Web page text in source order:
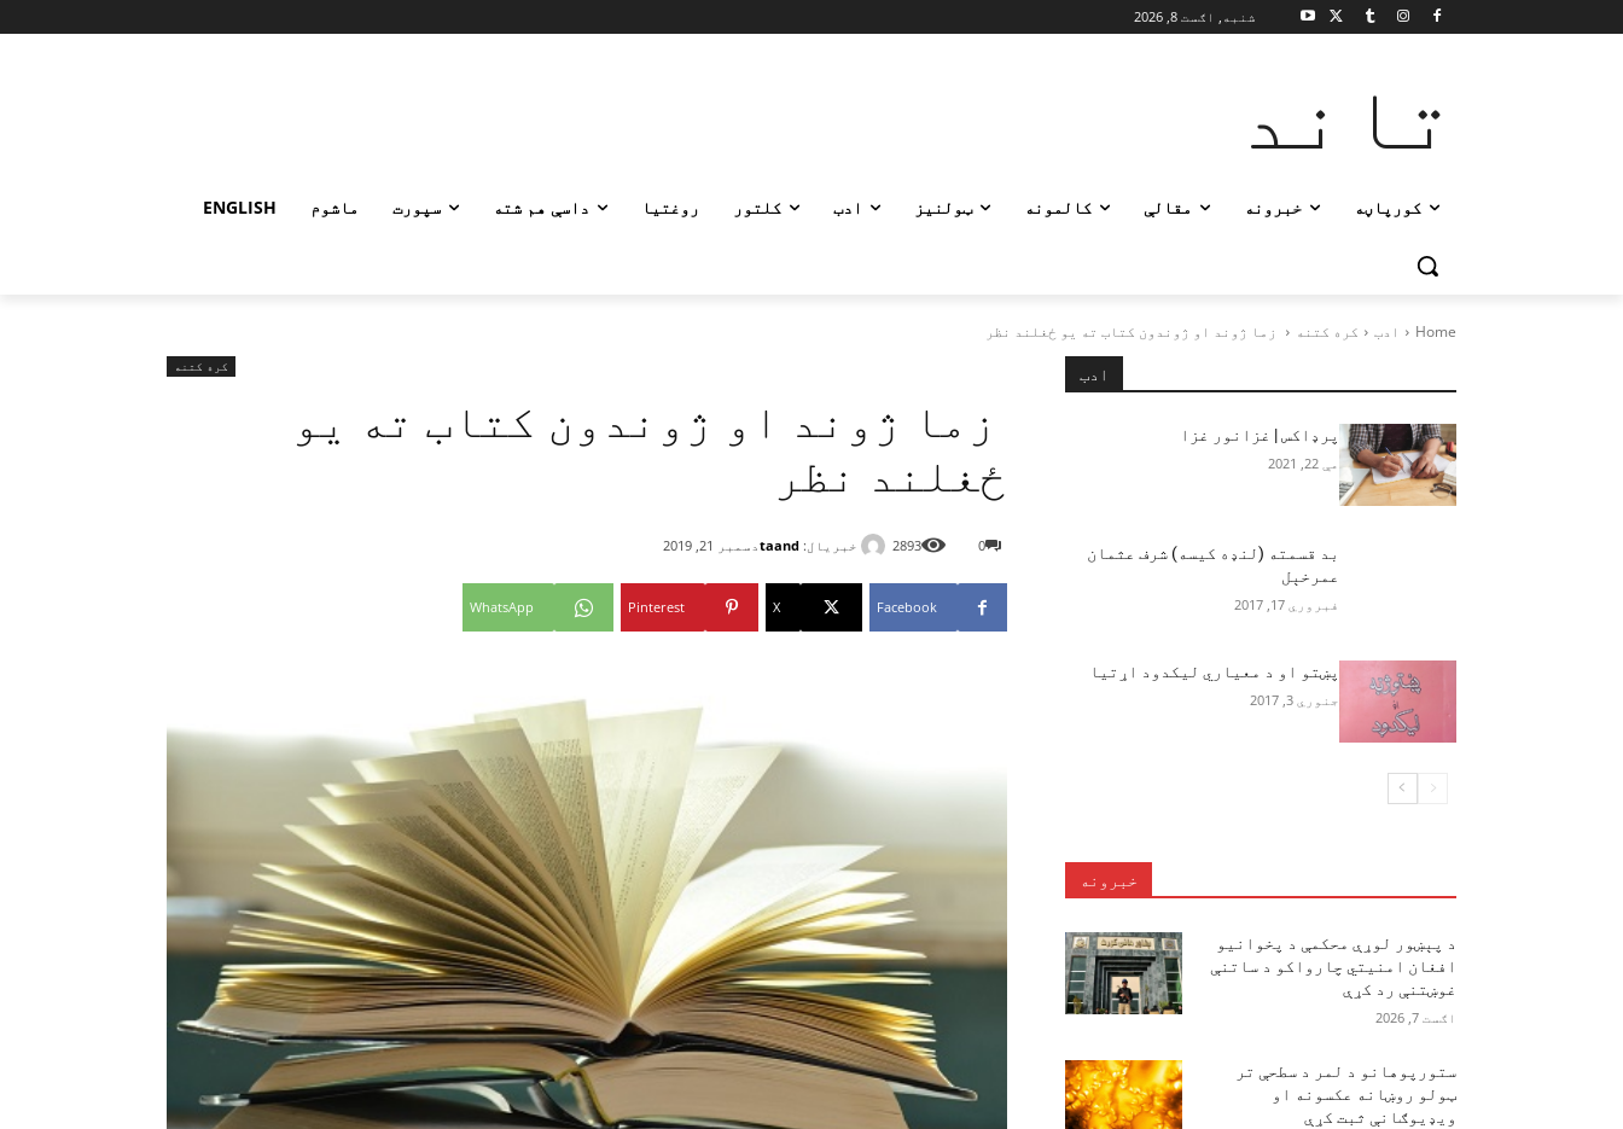
شنبه, اګست 8, 2026
تاند
کورپاڼه خبرونه مقالې کالمونه ټولنیز ادب کلتور روغتیا داسې هم شته سپورت ماشوم ENGLISH
Home ادب کره کتنه زما ژوند او ژوندون کتاب ته یو ځغلند نظر
کره کتنه
زما ژوند او ژوندون کتاب ته یو
ځغلند نظر
خبریال: taandدسمبر 21, 2019 0
2893
Facebook
X
Pinterest
WhatsApp
ادب
پرډاکس | غزانور غزا
مې 22, 2021
بد قسمته (لنډه کیسه) شرف عثمان
عمرخېل
فبروري 17, 2017
پښتو او د معیاري لیکدود اړتیا
جنوري 3, 2017
خبرونه
د پېښور لوړې محکمې د پخوانیو
افغان امنیتي چارواکو د ساتنې
غوښتنې رد کړې
اګست 7, 2026
ستورپوهانو د لمر د سطحې تر
ټولو روښانه عکسونه او
ویډیوګانې ثبت کړې